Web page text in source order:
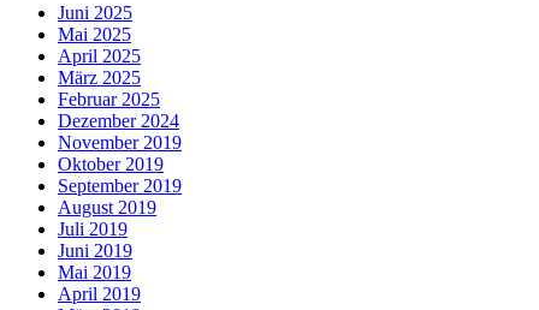
Juni 2025
Mai 2025
April 2025
März 2025
Februar 2025
Dezember 2024
November 2019
Oktober 2019
September 2019
August 2019
Juli 2019
Juni 2019
Mai 2019
April 2019